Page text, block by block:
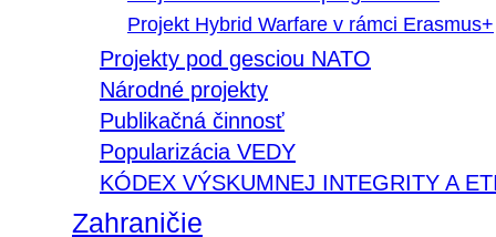
Projekt Hybrid Warfare v rámci Erasmus+
Projekty pod gesciou NATO
Národné projekty
Publikačná činnosť
Popularizácia VEDY
KÓDEX VÝSKUMNEJ INTEGRITY A
Zahraničie